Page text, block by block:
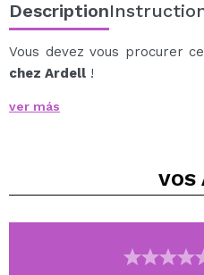
Description
Vous devez vous procurer
chez Ardell !
Cette paire de cils offre
ce qui mettra en valeur
agréables à porter.
Lashes une fois que vous les
ver más
VOS